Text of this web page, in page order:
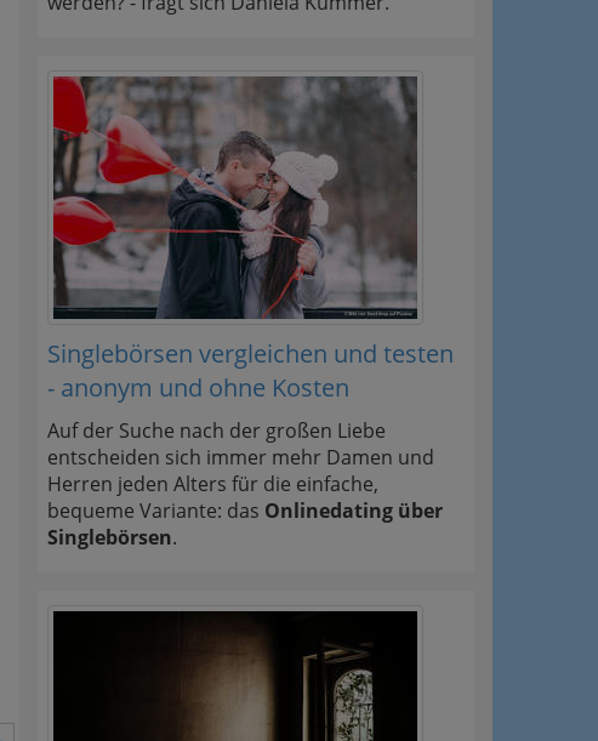
Singlebörsen vergleichen und testen
- anonym und ohne Kosten
Auf der Suche nach der großen Liebe
entscheiden sich immer mehr Damen und
Herren jeden Alters für die einfache,
bequeme Variante: das Onlinedating über
Singlebörsen.